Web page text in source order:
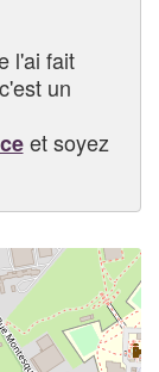
l'ai fait
un
et soyez